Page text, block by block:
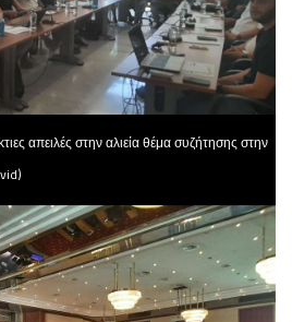
απειλές στην αλιεία θέμα συζήτησης στην